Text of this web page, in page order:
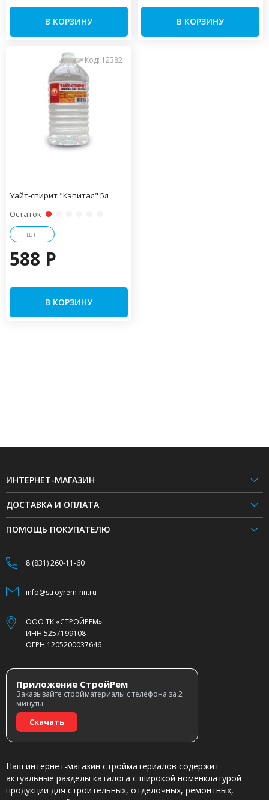
В КОРЗИНУ В КОРЗИНУ
Код: 12382
Уайт-спирит "Кэпитал" 5л
Остаток
шт.
588 P
В КОРЗИНУ
ИНТЕРНЕТ-МАГАЗИН
ДОСТАВКА И ОПЛАТА
ПОМОЩЬ ПОКУПАТЕЛЮ
8 (831) 260-11-60
info@stroyrem-nn.ru
ООО ТК «СТРОЙРЕМ»
ИНН.5257199108
ОГРН.1205200037646
Приложение СтройРем
Заказывайте стройматериалы с телефона за 2
минуты
Скачать
Наш интернет-магазин стройматериалов содержит
актуальные разделы каталога с широкой номенклатурой
продукции для строительных, отделочных, ремонтных,